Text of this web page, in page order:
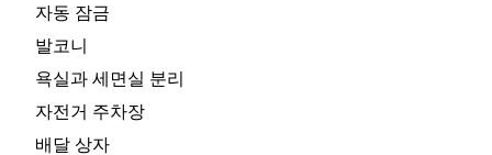
자동 잠금
발코니
욕실과 세면실 분리
자전거 주차장
배달 상자